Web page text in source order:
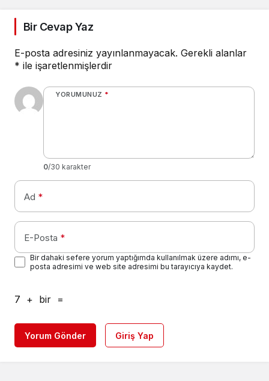
Bir Cevap Yaz
E-posta adresiniz yayınlanmayacak. Gerekli alanlar
* ile işaretlenmişlerdir
YORUMUNUZ *
0/30 karakter
Ad *
E-Posta *
Bir dahaki sefere yorum yaptığımda kullanılmak üzere adımı, e-
posta adresimi ve web site adresimi bu tarayıcıya kaydet.
7 + bir =
Yorum Gönder Giriş Yap